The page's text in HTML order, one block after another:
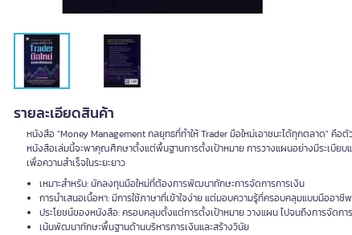
รายละเอียดสินค้า
หนังสือ "Money Management กลยุทธที่ทำให้ Trader มือใหม่เอาชนะได้ทุกตลาด" คื
หนังสือเล่มนี้จะพาคุณศึกษาตั้งแต่พื้นฐานการตั้งเป้าหมาย การวางแผนอย่างมีระเบียบ
เพื่อความสำเร็จในระยะยาว
เหมาะสำหรับ: นักลงทุนมือใหม่ที่ต้องการพัฒนาทักษะการจัดการการเงิน
การนำเสนอเนื้อหา: มีการใช้ภาษาที่เข้าใจง่าย แต่มอบความรู้ที่ครอบคลุมแบบมืออาชีพ
ประโยชน์ของหนังสือ: ครอบคลุมตั้งแต่การตั้งเป้าหมาย วางแผน ไปจนถึงการจัดกา
เน้นพัฒนาทักษะพื้นฐานด้านบริหารการเงินและสร้างวินัย